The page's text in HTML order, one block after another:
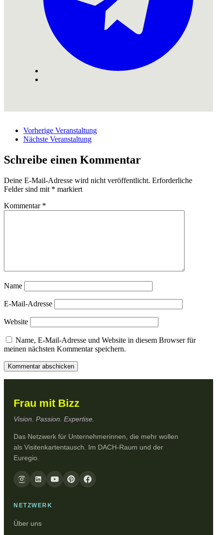
Vorherige Veranstaltung
Nächste Veranstaltung
Schreibe einen Kommentar
Deine E-Mail-Adresse wird nicht veröffentlicht. Erforderliche
Felder sind mit * markiert
Kommentar *
Name
E-Mail-Adresse
Website
Name, E-Mail-Adresse und Website in diesem Browser für
meinen nächsten Kommentar speichern.
Frau mit Bizz
Vision. Passion. Expertise.
Das Netzwerk für Unternehmerinnen, die mehr wollen
als Visitenkartentausch. Im DACH-Raum und der
Euregio.
NETZWERK
Über uns